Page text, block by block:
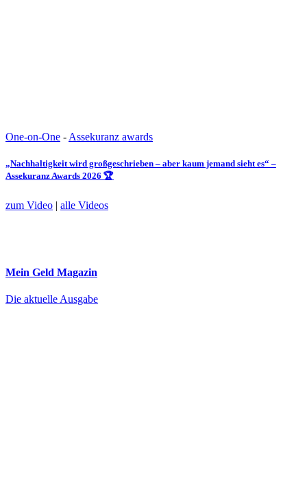
One-on-One - Assekuranz awards
„Nachhaltigkeit wird großgeschrieben – aber kaum jemand sieht es“ –
Assekuranz Awards 2026 🏆
zum Video | alle Videos
Mein Geld Magazin
Die aktuelle Ausgabe